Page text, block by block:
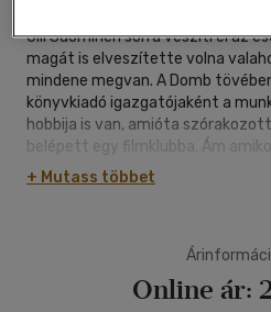
Olli Suominen sorra veszíti el az
magát is elveszítette volna
mindene megvan. A Domb
könyvkiadó igazgatójaként a
hobbija is van, amióta
belépett egy filmklubba. Ám
szerzőt keres, kamaszkori
nála a Facebookon, és ezzel
emlékek törnek a felszínre
kalandozásokról a
összemosódik, a sötét
+ Mutass többet
Online ár: